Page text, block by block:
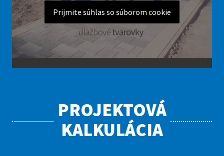
Prijmite súhlas so súborom cookie
PROJEKTOVÁ
KALKULÁCIA